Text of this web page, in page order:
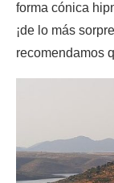
forma cónica
¡de lo más
recomendamos